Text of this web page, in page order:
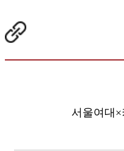
서울여대